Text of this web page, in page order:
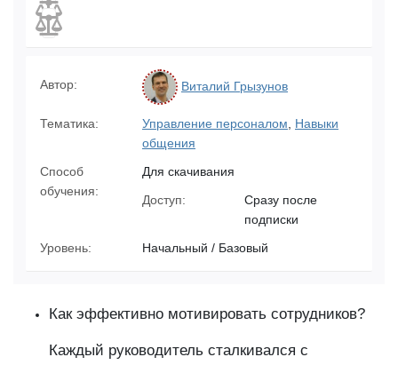
Автор: Виталий Грызунов
Тематика: Управление персоналом
Навыки
общения
Способ
обучения:
Для скачивания
Доступ:
Сразу после
подписки
Уровень:
Начальный / Базовый
Как эффективно мотивировать сотрудников?
Каждый руководитель сталкивался с